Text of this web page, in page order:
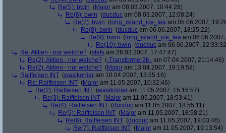
Re(5): bwin (Major am 08.03.2007, 10:44:28)
Re(6): bwin (ducduc am 08.03.2007, 12:08:24)
Re(7): bwin ( long_island_ice_tea am 05.06.2007,
Re(8): bwin (ducduc am 06.06.2007, 18:25:22)
Re(9): bwin ( long_island_ice_tea am
Re(10): bwin (ducduc am 06.06.2007,
Re: Aktien - nur welche? (stefs am 26.03.2007, 17:47:47)
Re(2): Aktien - nur welche? (-Transformer2K- am 07.04.2007, 21:14:46)
Re(2): Aktien - nur welche? (Major am 13.04.2007, 19:19:58)
Raiffeisen INT (wasikonier am 10.04.2007, 13:55:16)
Re: Raiffeisen INT (Major am 11.05.2007, 10:32:46)
Re(2): Raiffeisen INT (wasikonier am 11.05.2007, 15:16:57)
Re(3): Raiffeisen INT (Major am 11.05.2007, 18:53:41)
Re(4): Raiffeisen INT (ducduc am 11.05.2007, 18:55:11)
Re(5): Raiffeisen INT (Major am 11.05.2007, 18:58:21)
Re(6): Raiffeisen INT (ducduc am 11.05.2007, 19:03:46)
Re(7): Raiffeisen INT (Major am 11.05.2007, 19:13:54)